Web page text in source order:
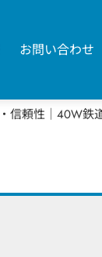
お問い合わせ
頼性｜40W鉄